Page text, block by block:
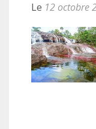
Le 12 octobre